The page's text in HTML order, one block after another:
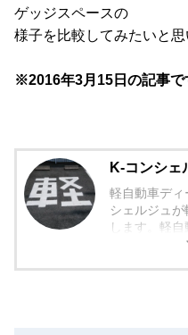
ゲッジスペースの
様子を比較してみたいと思
※2016年3月15日の記事で
K-コンシェ
軽自動車デ
シェルジュ
します。軽
心地から欠